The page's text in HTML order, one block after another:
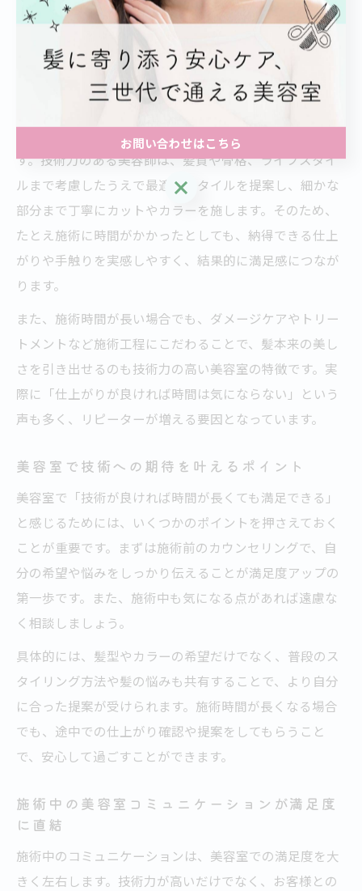
美容室の高技術が満足へ導く理由と実感
つは、高い技術力による仕上がりの質の高さにありま
す。技術力のある美容師は、髪質や骨格、ライフスタイ
ルまで考慮したうえで最適なスタイルを提案し、細かな
部分まで丁寧にカットやカラーを施します。そのため、
たとえ施術に時間がかかったとしても、納得できる仕上
がりや手触りを実感しやすく、結果的に満足感につなが
ります。
また、施術時間が長い場合でも、ダメージケアやトリー
トメントなど施術工程にこだわることで、髪本来の美し
さを引き出せるのも技術力の高い美容室の特徴です。実
際に「仕上がりが良ければ時間は気にならない」という
声も多く、リピーターが増える要因となっています。
美容室で技術への期待を叶えるポイント
美容室で「技術が良ければ時間が長くても満足できる」
と感じるためには、いくつかのポイントを押さえておく
ことが重要です。まずは施術前のカウンセリングで、自
分の希望や悩みをしっかり伝えることが満足度アップの
第一歩です。また、施術中も気になる点があれば遠慮な
く相談しましょう。
具体的には、髪型やカラーの希望だけでなく、普段のス
タイリング方法や髪の悩みも共有することで、より自分
に合った提案が受けられます。施術時間が長くなる場合
でも、途中での仕上がり確認や提案をしてもらうこと
で、安心して過ごすことができます。
施術中の美容室コミュニケーションが満足度
に直結
施術中のコミュニケーションは、美容室での満足度を大
きく左右します。技術力が高いだけでなく、お客様との
お問い合わせはこちら
お問い合わせはこちら